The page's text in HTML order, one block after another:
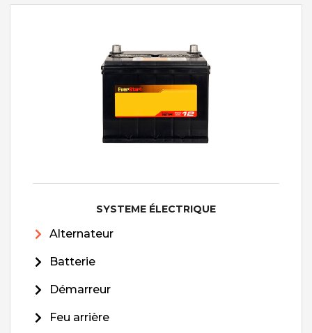
SYSTEME ÉLECTRIQUE
Alternateur
Batterie
Démarreur
Feu arrière